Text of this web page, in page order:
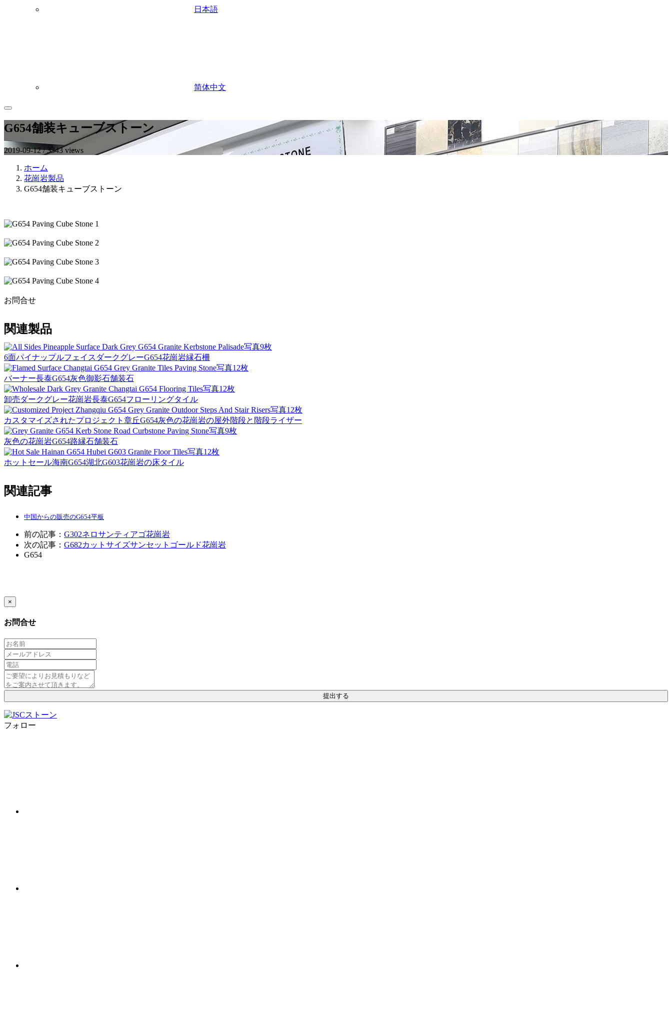
日本語
简体中文
G654舗装キューブストーン
2019-09-12 / 3343 views
ホーム
花崗岩製品
G654舗装キューブストーン
お問合せ
関連製品
写真9枚
6面パイナップルフェイスダークグレーG654花崗岩縁石柵
写真12枚
バーナー長泰G654灰色御影石舗装石
写真12枚
卸売ダークグレー花崗岩長泰G654フローリングタイル
写真12枚
カスタマイズされたプロジェクト章丘G654灰色の花崗岩の屋外階段と階段ライザー
写真9枚
灰色の花崗岩G654路縁石舗装石
写真12枚
ホットセール海南G654湖北G603花崗岩の床タイル
関連記事
中国からの販売のG654平板
前の記事： G302ネロサンティアゴ花崗岩
次の記事： G682カットサイズサンセットゴールド花崗岩
G654
×
お問合せ
フォロー